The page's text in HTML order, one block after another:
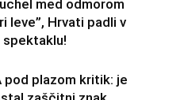
med odmorom
leve”, Hrvati padli v
pod plazom kritik: je